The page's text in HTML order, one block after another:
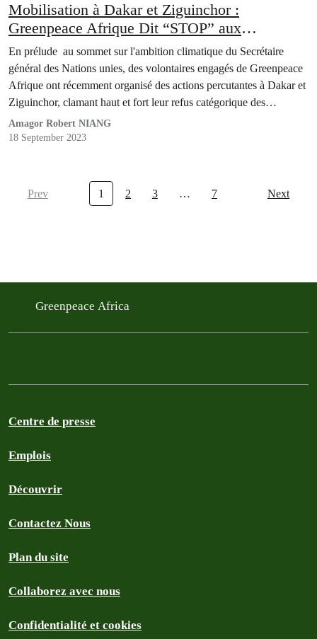
Mobilisation à Dakar et Ziguinchor :
Greenpeace Afrique Dit “STOP” aux
Combustibles Fossiles en Prélude à la Marche
Historique de New York
En prélude au sommet sur l'ambition climatique du Secrétaire
général des Nations unies, des volontaires engagés de Greenpeace
Afrique ont récemment organisé des actions percutantes à Dakar et
Ziguinchor, clamant haut et fort leur refus catégorique des
combustibles fossiles.
Amagor Robert NIANG
18 September 2023
Prev 1 2 3 … 7 Next
Greenpeace Africa
Centre de presse
Emplois
Découvrir
Contactez Nous
Plan du site
Collaborez avec nous
Confidentialité et cookies